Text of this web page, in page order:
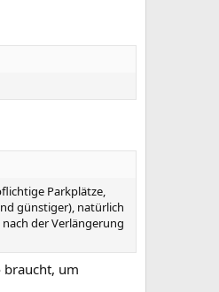
Parkplätze,
günstiger), natürlich
der Verlängerung
braucht, um